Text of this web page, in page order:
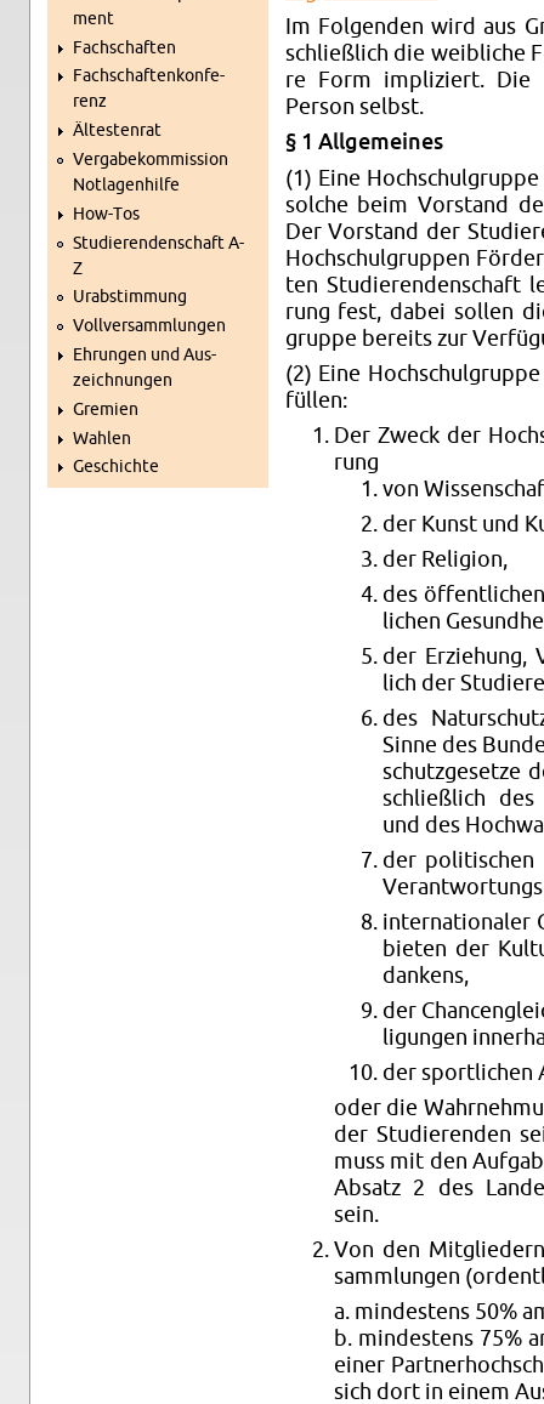
ment
Fach­schaf­ten
Fach­schaf­ten­kon­fe­
renz
Äl­tes­ten­rat
Ver­ga­be­kom­mis­si­on
Not­la­gen­hil­fe
How-Tos
Stu­die­ren­den­schaft A-
Z
Ur­ab­stim­mung
Voll­ver­samm­lun­gen
Eh­run­gen und Aus­
zeich­nun­gen
Gre­mi­en
Wah­len
Ge­schich­te
Im Fol­gen­den wird aus
schließ­lich die weib­li­che
re Form im­pli­ziert. Die
Per­son selbst.
§ 1 All­ge­mei­nes
(1) Eine
sol­che beim Vor­stand
Der Vor­stand der
Hoch­schul­grup­pen
ten Stu­die­ren­den­schaft
rung fest, dabei sol­len
grup­pe be­reits zur
(2) Eine
fül­len:
Der Zweck der
rung
von
der Kunst und
der Re­li­gi­on,
des
li­chen
der Er­zie­hung,
lich der
des
Sinne des
schutz­ge­set­ze
schließ­lich des
und des
der po­li­ti­schen
in­ter­na­tio­na­ler
bie­ten der
dan­kens,
der
li­gun­gen
der sport­li­chen
oder die
der Stu­die­ren­den
muss mit den
Ab­satz 2 des
sein.
Von den
samm­lun­gen
a. min­des­tens 50%
b. min­des­tens 75%
einer
sich dort in einem